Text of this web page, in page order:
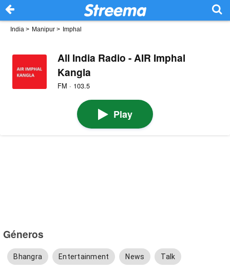
India > Manipur > Imphal
All India Radio - AIR Imphal
Kangla
FM · 103.5
Play
Géneros
Bhangra Entertainment News Talk